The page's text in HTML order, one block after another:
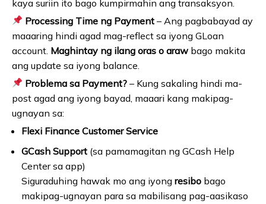
kaya suriin ito bago kumpirmahin ang transaksyon.
Processing Time ng Payment – Ang pagbabayad ay
maaaring hindi agad mag-reflect sa iyong GLoan
account. Maghintay ng ilang oras o araw bago makita
ang update sa iyong balance.
Problema sa Payment? – Kung sakaling hindi ma-
post agad ang iyong bayad, maaari kang makipag-
ugnayan sa:
Flexi Finance Customer Service
GCash Support(sa pamamagitan ng GCash Help
Center sa app)
Siguraduhing hawak mo ang iyong resibobago
makipag-ugnayan para sa mabilisang pag-aasikaso